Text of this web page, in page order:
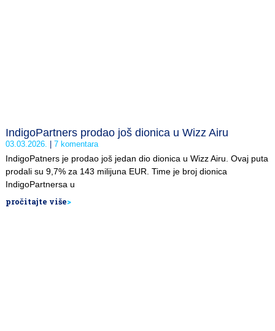
IndigoPartners prodao još dionica u Wizz Airu
03.03.2026. 7 komentara
IndigoPatners je prodao još jedan dio dionica u Wizz Airu. Ovaj puta
prodali su 9,7% za 143 milijuna EUR. Time je broj dionica
IndigoPartnersa u
pročitajte više>